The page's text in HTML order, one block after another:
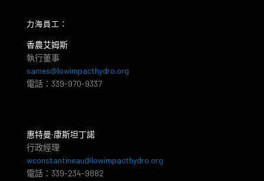
力海員工：
香農艾姆斯
執行董事
sames@lowimpacthydro.org
電話：339-970-9337
惠特曼‧康斯坦丁諾
行政經理
wconstantineau@lowimpacthydro.org
電話：339-234-9882